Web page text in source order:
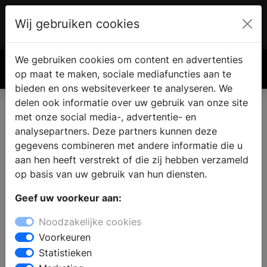
€ 0.00
Wij gebruiken cookies
We gebruiken cookies om content en advertenties
op maat te maken, sociale mediafuncties aan te
bieden en ons websiteverkeer te analyseren. We
delen ook informatie over uw gebruik van onze site
met onze social media-, advertentie- en
analysepartners. Deze partners kunnen deze
gegevens combineren met andere informatie die u
aan hen heeft verstrekt of die zij hebben verzameld
op basis van uw gebruik van hun diensten.
Geef uw voorkeur aan:
Noodzakelijke cookies
Voorkeuren
Statistieken